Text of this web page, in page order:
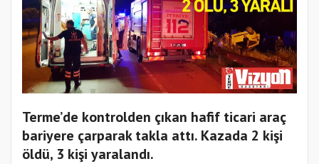
Terme’de kontrolden çıkan hafif ticari araç
bariyere çarparak takla attı. Kazada 2 kişi
öldü, 3 kişi yaralandı.